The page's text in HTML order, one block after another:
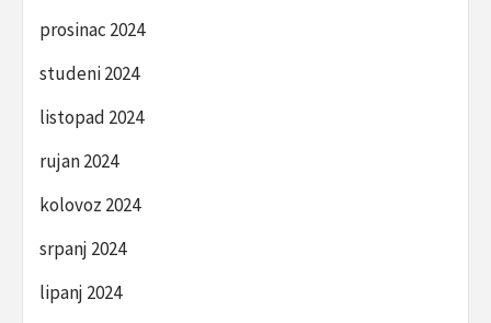
prosinac 2024
studeni 2024
listopad 2024
rujan 2024
kolovoz 2024
srpanj 2024
lipanj 2024